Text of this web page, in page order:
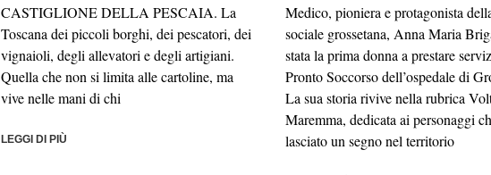
CASTIGLIONE DELLA PESCAIA. La
Toscana dei piccoli borghi, dei pescatori, dei
vignaioli, degli allevatori e degli artigiani.
Quella che non si limita alle cartoline, ma
vive nelle mani di chi
LEGGI DI PIÙ
Medico, pioniera e protagonista
sociale grossetana, Anna Maria
stata la prima donna a prestare
Pronto Soccorso dell’ospedale di
La sua storia rivive nella rubrica
Maremma, dedicata ai personaggi
lasciato un segno nel territorio